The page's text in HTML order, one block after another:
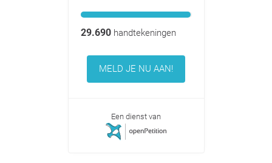
29.690handtekeningen
MELD JE NU AAN!
Een dienst van